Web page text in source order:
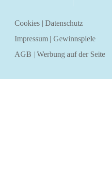
Cookies | Datenschutz
Impressum | Gewinnspiele
AGB | Werbung auf der Seite